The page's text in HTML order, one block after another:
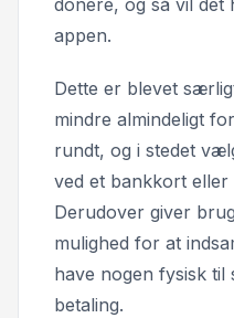
appen.
Dette er blevet
mindre almindeligt
rundt, og i stedet
ved et bankkort eller
Derudover giver
mulighed for at
have nogen fysisk til
betaling.